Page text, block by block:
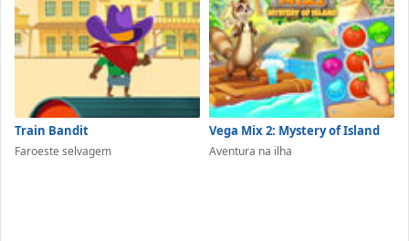
Train Bandit
Faroeste selvagem
Vega Mix 2: Mystery of Island
Aventura na ilha